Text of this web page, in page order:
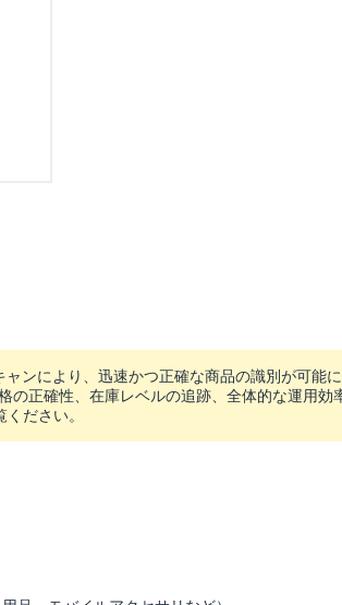
ンにより、迅速かつ正確な商品の識別が可能
正確性、在庫レベルの追跡、全体的な運用効
ください。